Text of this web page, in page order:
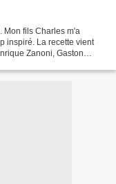
Mon fils Charles m'a
inspiré. La recette vient
Zanoni, Gaston